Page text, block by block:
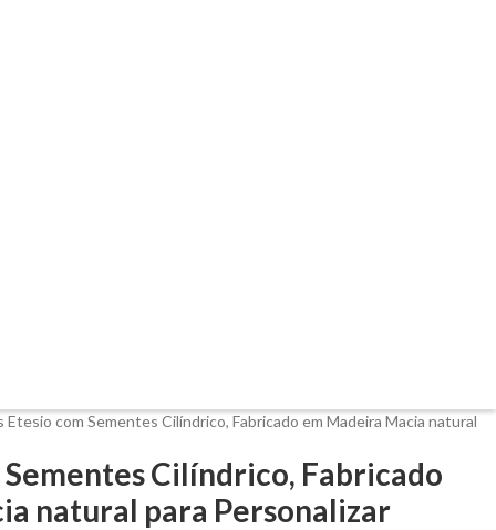
Etesio com Sementes Cilíndrico, Fabricado em Madeira Macia natural
Sementes Cilíndrico, Fabricado
natural para Personalizar